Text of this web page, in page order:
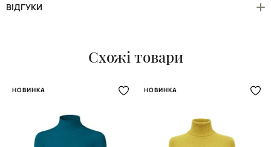
ВІДГУКИ
Схожі товари
НОВИНКА НОВИНКА